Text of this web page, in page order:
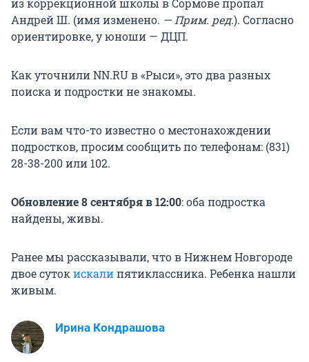
из коррекционной школы в Сормове пропал
Андрей Ш. (имя изменено. — Прим. ред.). Согласно
ориентировке, у юноши — ДЦП.
Как уточнили NN.RU в «Рыси», это два разных
поиска и подростки не знакомы.
Если вам что-то известно о местонахождении
подростков, просим сообщить по телефонам: (831)
28-38-200 или 102.
Обновление 8 сентября в 12:00:оба подростка
найдены, живы.
Ранее мы рассказывали, что в Нижнем Новгороде
двое сутокискалипятиклассника. Ребенка нашли
живым.
Ирина Кондрашова